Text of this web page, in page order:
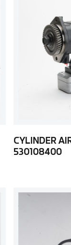
CYLINDER
530108400